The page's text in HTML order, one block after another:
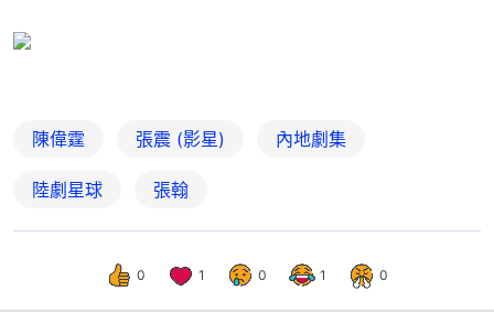
陳偉霆 張震 (影星) 內地劇集
陸劇星球 張翰
0 1 0 1 0